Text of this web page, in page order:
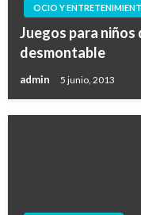
OCIO Y
Juegos para
desmontable
admin 5 junio, 2013